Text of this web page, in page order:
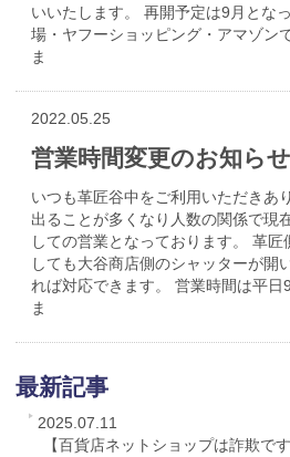
いいたします。 再開予定は9月とな
場・ヤフーショッピング・アマゾン
ま
2022.05.25
営業時間変更のお知らせ
いつも革匠谷中をご利用いただきあ
出ることが多くなり人数の関係で現
しての営業となっております。 革
しても大谷商店側のシャッターが開
れば対応できます。 営業時間は平日
ま
最新記事
2025.07.11
【百貨店ネットショップは詐欺で